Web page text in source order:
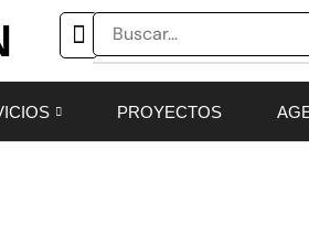
PROYECTOS